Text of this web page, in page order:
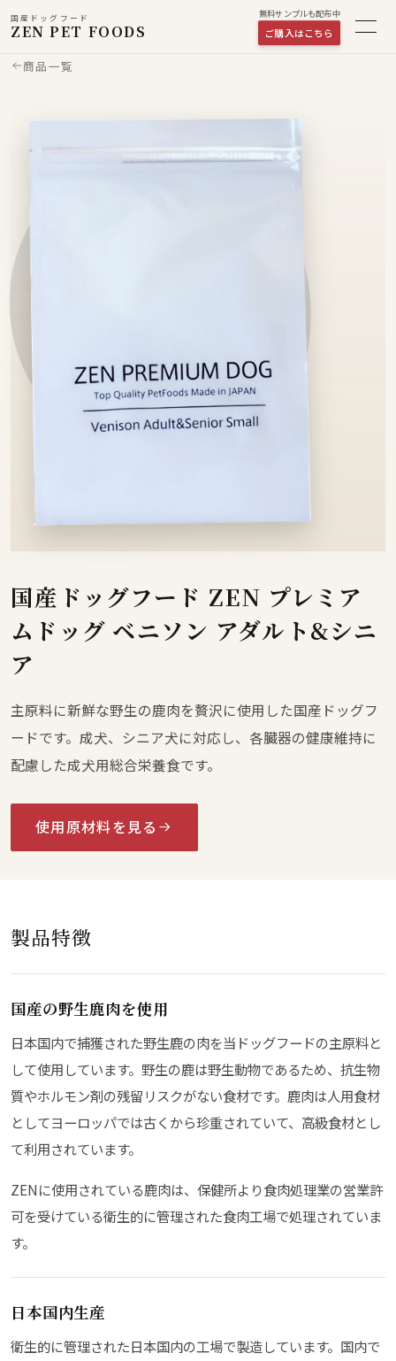
国産ドッグフード
ZEN PET FOODS
無料サンプルも配布中
ご購入はこちら
商品一覧
国産ドッグフード ZEN プレミア
ムドッグ ベニソン アダルト&シニ
ア
主原料に新鮮な野生の鹿肉を贅沢に使用した国産ドッグフ
ードです。成犬、シニア犬に対応し、各臓器の健康維持に
配慮した成犬用総合栄養食です。
使用原材料を見る
製品特徴
国産の野生鹿肉を使用
日本国内で捕獲された野生鹿の肉を当ドッグフードの主原料と
して使用しています。野生の鹿は野生動物であるため、抗生物
質やホルモン剤の残留リスクがない食材です。鹿肉は人用食材
としてヨーロッパでは古くから珍重されていて、高級食材とし
て利用されています。
ZENに使用されている鹿肉は、保健所より食肉処理業の営業許
可を受けている衛生的に管理された食肉工場で処理されていま
す。
日本国内生産
衛生的に管理された日本国内の工場で製造しています。国内で